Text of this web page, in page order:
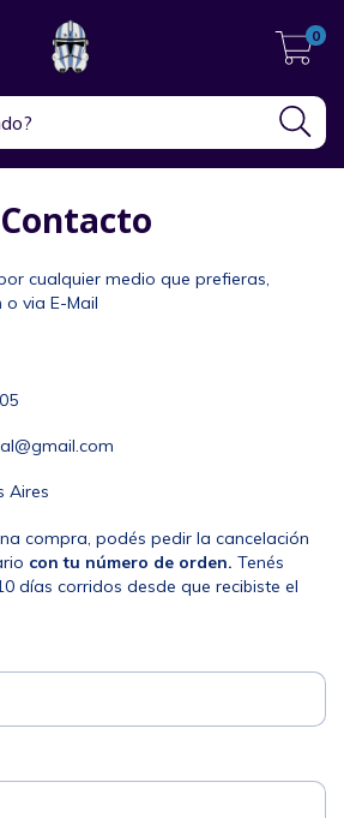
0
Contacto
cualquier medio que prefieras,
via E-Mail
Aires
compra, podés pedir la cancelación
con tu número de orden. Tenés
días corridos desde que recibiste el